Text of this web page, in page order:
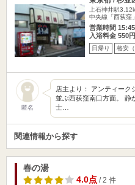
上石神井駅
中央線「西荻窪
営業時間
入浴料金 550
日帰り 格安
匿名
店主より： アンティーク
並ぶ西荻窪南口方面。 静
士…
関連情報から探す
春の湯
4.0点/ 2 件